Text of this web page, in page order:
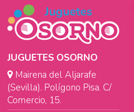
JUGUETES OSORNO
Mairena del Aljarafe
(Sevilla). Polígono Pisa. C/
Comercio, 15.